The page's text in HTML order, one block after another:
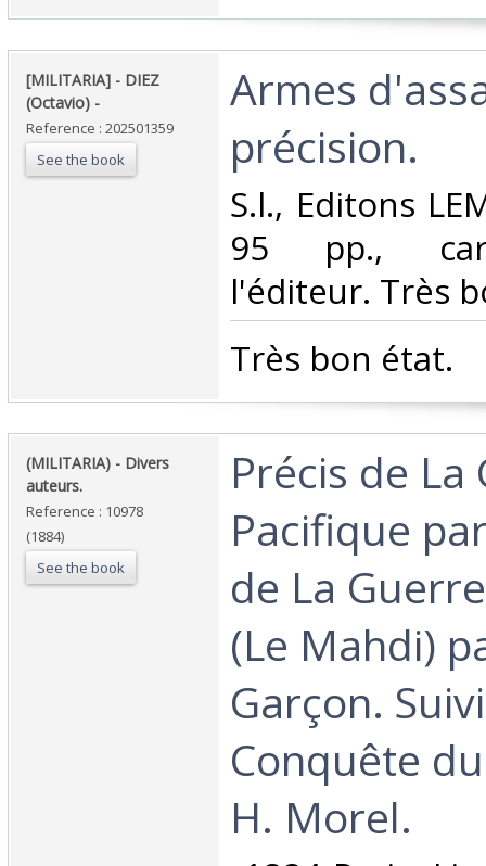
‎[MILITARIA] - DIEZ
(Octavio) - ‎
Reference : 202501359
See the book
‎Armes
précision. ‎
‎S.l., Editons
95 pp.,
l'éditeur. Très
‎Très bon état.‎
‎(MILITARIA) - Divers
auteurs.‎
Reference : 10978
(1884)
See the book
‎Précis de
Pacifique
de La
(Le Mahdi)
Garçon.
Conquête
H. Morel.‎